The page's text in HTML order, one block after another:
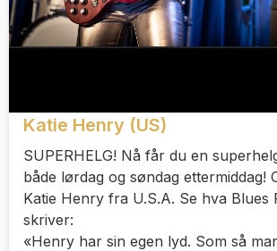
Katie Henry (US)
SUPERHELG! Nå får du en
både lørdag og søndag ettermiddag!
Katie Henry fra U.S.A. Se hva Blues
skriver:
«Henry har sin egen lyd. Som så